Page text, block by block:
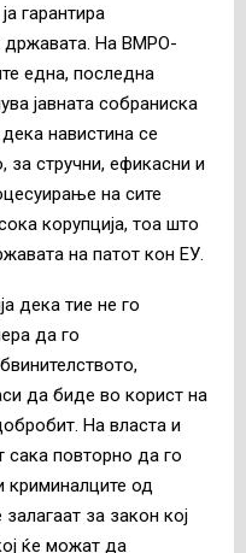
гарантира
државата. На ВМРО-
една, последна
јавната собраниска
навистина се
стручни, ефикасни и
на сите
корупција, тоа што
на патот кон ЕУ.
дека тие не го
да го
да биде во корист на
На власта и
сака повторно да го
криминалците од
за закон кој
ќе можат да